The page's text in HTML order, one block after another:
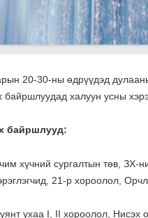
20-30-ны өдрүүдэд
халуун усны
байршлууд:
хүчний сургалтын төв, ЗХ-
21-р хороолол,
ухаа I, II хороолол, Нисэх